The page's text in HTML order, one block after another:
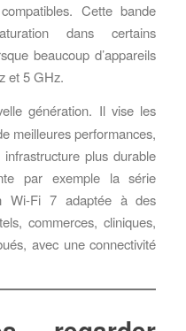
Cette bande
dans certains
beaucoup d’appareils
et 5 GHz.
génération. Il vise les
meilleures performances,
infrastructure plus durable
par exemple la série
Wi-Fi 7 adaptée à des
commerces, cliniques,
avec une connectivité